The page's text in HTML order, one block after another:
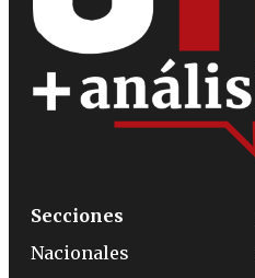
Secciones
Nacionales